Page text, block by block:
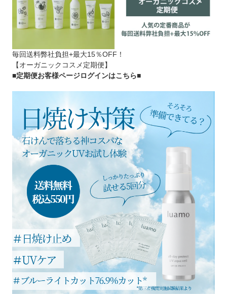
毎回送料弊社負担+最大15％OFF！
【オーガニックコスメ定期便】
■定期便お客様ページログインはこちら■